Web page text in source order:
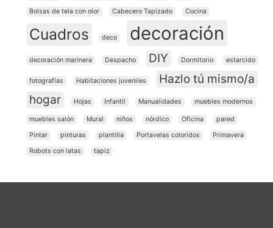
Bolsas de tela con olor
Cabecero Tapizado Cocina
Cuadros deco decoración
decoración marinera Despacho DIY Dormitorio estarcido
fotografías Habitaciones juveniles
Hazlo tú mismo/a
hogar
Hojas Infantil Manualidades muebles modernos
muebles salón Mural niños nórdico Oficina
pared
Pintar
pinturas plantilla Portavelas coloridos
Primavera
Robots con latas
tapiz